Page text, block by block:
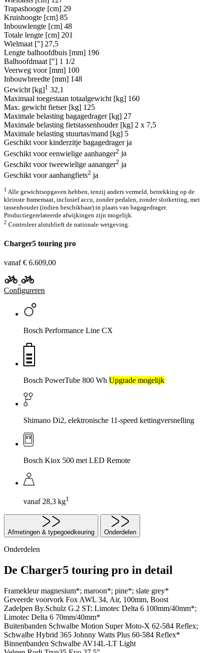
Trapashoogte [cm] 29
Kruishoogte [cm] 85
Inbouwlengte [cm] 48
Totale lengte [cm] 201
Wielmaat ["] 27,5
Lengte balhoofdbuis [mm] 196
Balhoofdmaat ["] 1 1/2
Veerweg voor [mm] 100
Inbouwbreedte [mm] 148
Gewicht [kg] 1 32,1
Maximaal toegestaan totaalgewicht [kg] 160
Max. gewicht fietser [kg] 125
Maximale belasting bagagedrager [kg] 27
Maximale belasting fietstassenhouder [kg] 2 x 7,5
Maximale belasting stuurtas/mand [kg] 5
Geschikt voor kinderzitje bagagedrager ja
Geschikt voor eenwielige aanhanger2 ja
Geschikt voor tweewielige aananger2 ja
Geschikt voor aanhangfiets2 ja
1 Alle gewichtsopgaven hebben, tenzij anders vermeld, betrekking op de
kleinste framemaat, inclusief accu, zonder pedalen, zonder slotketting, met
tassenhouder (indien beschikbaar) in plaats van bagagedrager.
Productiegerelateerde afwijkingen zijn mogelijk.
2 Controleer alstublieft de nationale wetgeving.
Charger5 touring pro
vanaf € 6.609,00
Configureren
Bosch Performance Line CX
Bosch PowerTube 800 Wh Upgrade mogelijk
Shimano Di2, elektronische 11-speed kettingversnelling
Bosch Kiox 500 met LED Remote
vanaf 28,3 kg1
Afmetingen & typegoedkeuring Onderdelen
Onderdelen
De Charger5 touring pro in detail
Framekleurmagnesium*; maroon*; pine*; slate grey*
Geveerde voorvork Fox AWL 34, Air, 100mm, Boost
Zadelpen By.Schulz G.2 ST; Limotec Delta 6 100mm/40mm*;
Limotec Delta 6 70mm/40mm*
Buitenbanden Schwalbe Motion Super Moto-X 62-584 Reflex;
Schwalbe Hybrid 365 Johnny Watts Plus 60-584 Reflex*
Binnenbanden Schwalbe AV14L-LT Light